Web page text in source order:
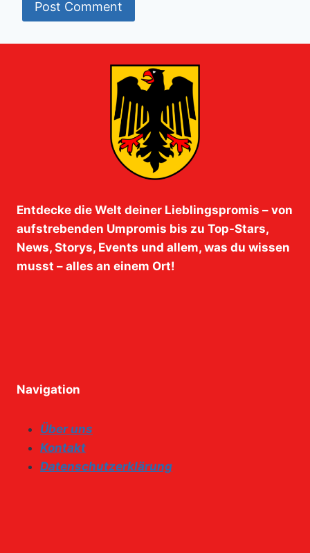
Entdecke die Welt deiner Lieblingspromis – von
aufstrebenden Umpromis bis zu Top-Stars,
News, Storys, Events und allem, was du wissen
musst – alles an einem Ort!
Navigation
Über uns
Kontakt
Datenschutzerklärung